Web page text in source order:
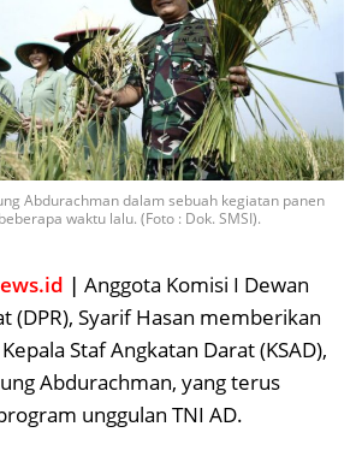
Abdurachman dalam sebuah kegiatan panen
waktu lalu. (Foto : Dok. SMSI).
| Anggota Komisi I Dewan
(DPR), Syarif Hasan memberikan
Staf Angkatan Darat (KSAD),
Abdurachman, yang terus
unggulan TNI AD.